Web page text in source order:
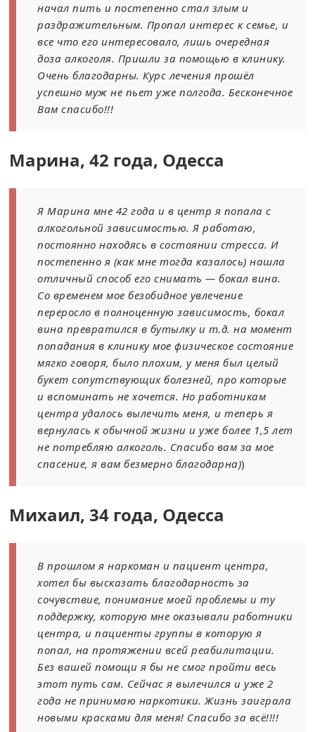
начал пить и постепенно стал злым и
раздражительным. Пропал интерес к семье, и
все что его интересовало, лишь очередная
доза алкоголя. Пришли за помощью в клинику.
Очень благодарны. Курс лечения прошёл
успешно муж не пьет уже полгода. Бесконечное
Вам спасибо!!!
Марина, 42 года, Одесса
Я Марина мне 42 года и в центр я попала с
алкогольной зависимостью. Я работаю,
постоянно находясь в состоянии стресса. И
постепенно я (как мне тогда казалось) нашла
отличный способ его снимать — бокал вина.
Со временем мое безобидное увлечение
переросло в полноценную зависимость, бокал
вина превратился в бутылку и т.д. на момент
попадания в клинику мое физическое состояние
мягко говоря, было плохим, у меня был целый
букет сопутствующих болезней, про которые
и вспоминать не хочется. Но работникам
центра удалось вылечить меня, и теперь я
вернулась к обычной жизни и уже более 1,5 лет
не потребляю алкоголь. Спасибо вам за мое
спасение, я вам безмерно благодарна))
Михаил, 34 года, Одесса
В прошлом я наркоман и пациент центра,
хотел бы высказать благодарность за
сочувствие, понимание моей проблемы и ту
поддержку, которую мне оказывали работники
центра, и пациенты группы в которую я
попал, на протяжении всей реабилитации.
Без вашей помощи я бы не смог пройти весь
этот путь сам. Сейчас я вылечился и уже 2
года не принимаю наркотики. Жизнь заиграла
новыми красками для меня! Спасибо за всё!!!!